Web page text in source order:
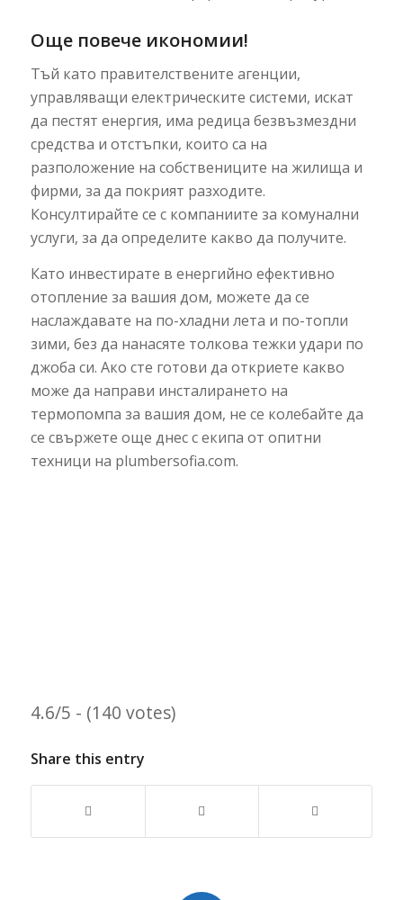
Още повече икономии!
Тъй като правителствените агенции,
управляващи електрическите системи, искат
да пестят енергия, има редица безвъзмездни
средства и отстъпки, които са на
разположение на собствениците на жилища и
фирми, за да покрият разходите.
Консултирайте се с компаниите за комунални
услуги, за да определите какво да получите.
Като инвестирате в енергийно ефективно
отопление за вашия дом, можете да се
наслаждавате на по-хладни лета и по-топли
зими, без да нанасяте толкова тежки удари по
джоба си. Ако сте готови да откриете какво
може да направи инсталирането на
термопомпа за вашия дом, не се колебайте да
се свържете още днес с екипа от опитни
техници на plumbersofia.com.
4.6/5 - (140 votes)
Share this entry